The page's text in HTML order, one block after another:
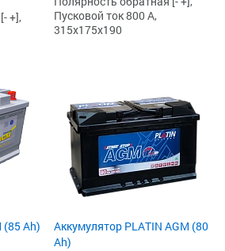
+],
Пусковой ток 800 А,
315x175x190
(85 Ah)
Аккумулятор PLATIN AGM (80
Ah)